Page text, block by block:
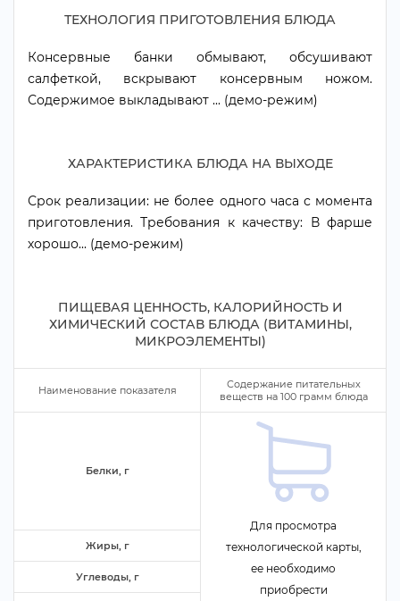
ТЕХНОЛОГИЯ ПРИГОТОВЛЕНИЯ БЛЮДА
Консервные банки обмывают, обсушивают
салфеткой, вскрывают консервным ножом.
Содержимое выкладывают ... (демо-режим)
ХАРАКТЕРИСТИКА БЛЮДА НА ВЫХОДЕ
Срок реализации: не более одного часа с момента
приготовления. Требования к качеству: В фарше
хорошо... (демо-режим)
ПИЩЕВАЯ ЦЕННОСТЬ, КАЛОРИЙНОСТЬ И
ХИМИЧЕСКИЙ СОСТАВ БЛЮДА (ВИТАМИНЫ,
МИКРОЭЛЕМЕНТЫ)
Наименование показателя
Содержание питательных
еществ на 100рамм блюда
Белки,
Для просмотра
технологической карты,
ее необходимо
приобрести
Жиры,
Углеводы,